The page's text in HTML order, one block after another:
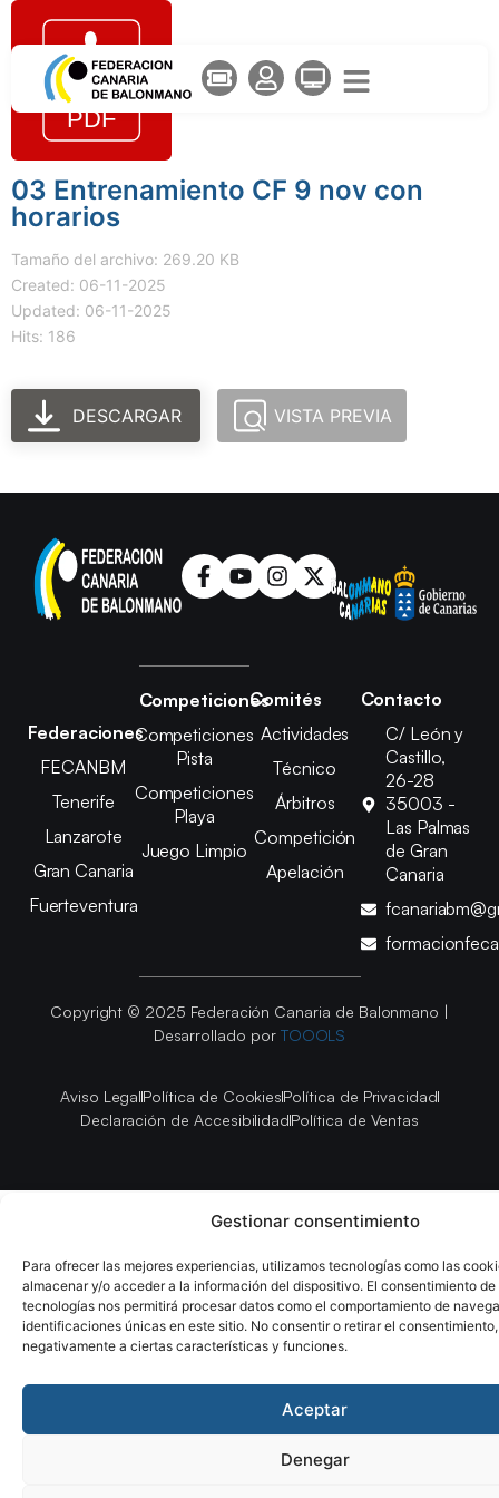
Gestionar consentimiento
Para ofrecer las mejores experiencias, utilizamos tecnologías como las
almacenar y/o acceder a la información del dispositivo. El consentimiento de
tecnologías nos permitirá procesar datos como el comportamiento de
identificaciones únicas en este sitio. No consentir o retirar el
negativamente a ciertas características y funciones.
Aceptar
Denegar
03 Entrenamiento CF 9 nov con
horarios
Tamaño del archivo: 269.20 KB
Created: 06-11-2025
Updated: 06-11-2025
Hits: 186
DESCARGAR VISTA PREVIA
Federaciones
FECANBM
Tenerife
Lanzarote
Gran Canaria
Fuerteventura
Competiciones
Competiciones
Pista
Competiciones
Playa
Juego Limpio
Comités
Actividades
Técnico
Árbitros
Competición
Apelación
Contacto
C/ León y
Castillo,
26-28
35003 -
Las Palmas
de Gran
Canaria
Copyright © 2025 Federación Canaria de Balonmano |
Desarrollado por TOOOLS
Aviso LegalPolítica de CookiesPolítica de Privacidad
Declaración de AccesibilidadPolítica de Ventas